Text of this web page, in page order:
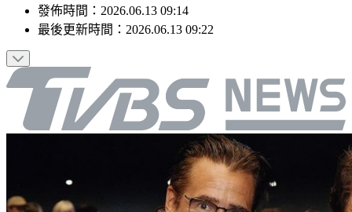
發佈時間： 2026.06.13 09:14
最後更新時間： 2026.06.13 09:22